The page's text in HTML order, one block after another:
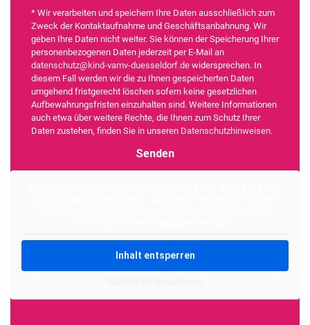
* Wir verarbeiten und speichern Ihre Daten ausschließlich zum
Zweck der Kontaktaufnahme und Geschäftsanbahnung. Wir
geben Ihre Daten nicht weiter. Sie können der Speicherung Ihrer
personenbezogenen Daten jederzeit per E-Mail an
datenschutz@kind-vamv-duesseldorf.de widersprechen. In
diesem Fall werden wir die zu Ihnen gespeicherten Daten
umgehend fristgerecht löschen sofern keine gesetzlichen
Aufbewahrungsfristen einzuhalten sind. Weitere Informationen
auch etwa über weitere Rechte, die Ihnen zum Schutz Ihrer
Daten zustehen, finden Sie in unseren Datenschutzhinweisen.
Inhalt entsperren